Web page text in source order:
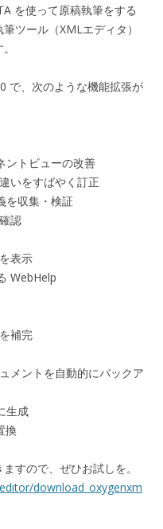
を使って原稿執筆をする
ツール（XMLエディタ）
で、次のような機能拡張が
ントビューの改善
いをすばやく訂正
を収集・検証
認
表示
WebHelp
補完
メントを自動的にバックア
生成
換
すので、ぜひお試しを。
download_oxygenxm